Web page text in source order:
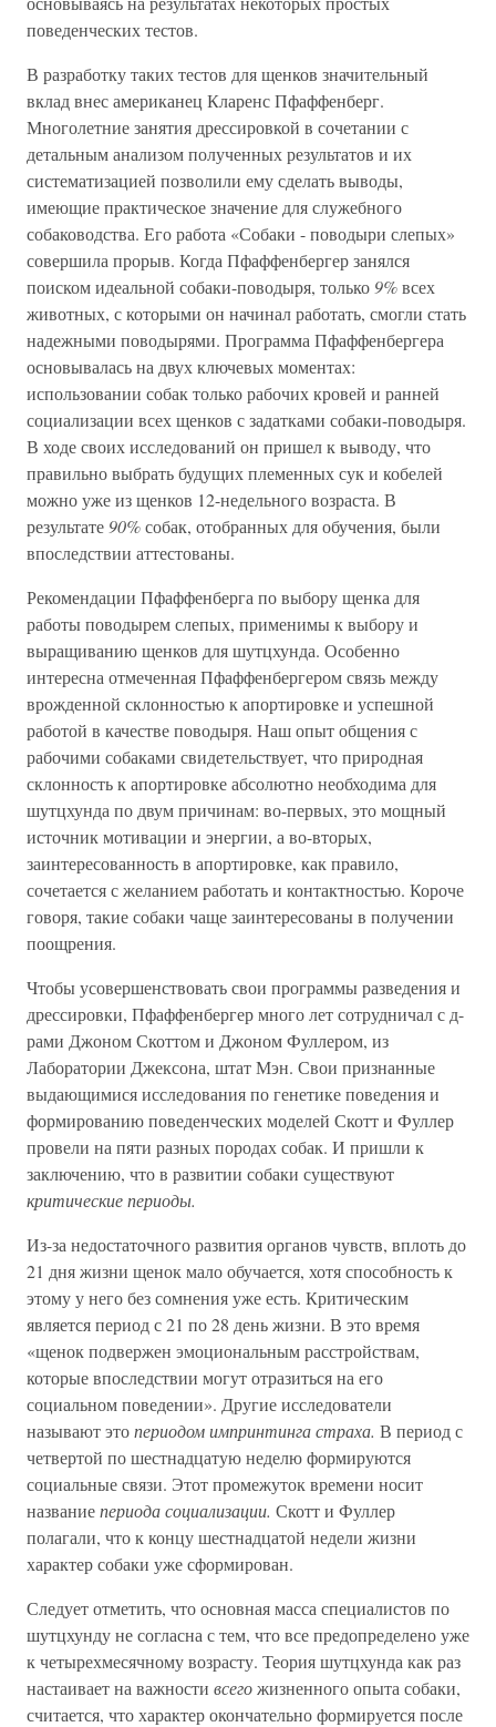
поведенческих тестов.
В разработку таких тестов для щенков значительный
вклад внес американец Кларенс Пфаффенберг.
Многолетние занятия дрессировкой в сочетании с
детальным анализом полученных результатов и их
систематизацией позволили ему сделать выводы,
имеющие практическое значение для служебного
собаководства. Его работа «Собаки - поводыри слепых»
совершила прорыв. Когда Пфаффенбергер занялся
поиском идеальной собаки-поводыря, только 9%всех
животных, с которыми он начинал работать, смогли стать
надежными поводырями. Программа Пфаффенбергера
основывалась на двух ключевых моментах:
использовании собак только рабочих кровей и ранней
социализации всех щенков с задатками собаки-поводыря.
В ходе своих исследований он пришел к выводу, что
правильно выбрать будущих племенных сук и кобелей
можно уже из щенков 12-недельного возраста. В
результате 90%собак, отобранных для обучения, были
впоследствии аттестованы.
Рекомендации Пфаффенберга по выбору щенка для
работы поводырем слепых, применимы к выбору и
выращиванию щенков для шутцхунда. Особенно
интересна отмеченная Пфаффенбергером связь между
врожденной склонностью к апортировке и успешной
работой в качестве поводыря. Наш опыт общения с
рабочими собаками свидетельствует, что природная
склонность к апортировке абсолютно необходима для
шутцхунда по двум причинам: во-первых, это мощный
источник мотивации и энергии, а во-вторых,
заинтересованность в апортировке, как правило,
сочетается с желанием работать и контактностью. Короче
говоря, такие собаки чаще заинтересованы в получении
поощрения.
Чтобы усовершенствовать свои программы разведения и
дрессировки, Пфаффенбергер много лет сотрудничал с д-
рами Джоном Скоттом и Джоном Фуллером, из
Лаборатории Джексона, штат Мэн. Свои признанные
выдающимися исследования по генетике поведения и
формированию поведенческих моделей Скотт и Фуллер
провели на пяти разных породах собак. И пришли к
заключению, что в развитии собаки существуют
критические периоды.
Из-за недостаточного развития органов чувств, вплоть до
21 дня жизни щенок мало обучается, хотя способность к
этому у него без сомнения уже есть. Критическим
является период с 21 по 28 день жизни. В это время
«щенок подвержен эмоциональным расстройствам,
которые впоследствии могут отразиться на его
социальном поведении». Другие исследователи
называют этопериодом импринтинга страха. В период с
четвертой по шестнадцатую неделю формируются
социальные связи. Этот промежуток времени носит
названиепериода социализации. Скотт и Фуллер
полагали, что к концу шестнадцатой недели жизни
характер собаки уже сформирован.
Следует отметить, что основная масса специалистов по
шутцхунду не согласна с тем, что все предопределено уже
к четырехмесячному возрасту. Теория шутцхунда как раз
настаивает на важности всегожизненного опыта собаки,
считается, что характер окончательно формируется после